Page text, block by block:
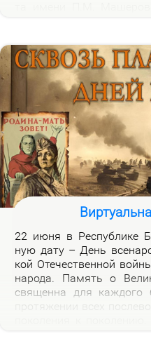
2026 го­дов и
воч­ник пред­на­зна­чен
по­да­ва­те­лей,
ин­те­ре­су­ет­ся тео­ри­ей
то­ди­кой пре­по­да­ва­ния
а так­же жиз­нью и
е­ви­ча Во­ро­бье­ва.
22 июня в Рес­пуб­ли­ке
ную да­ту – День
кой Оте­че­ствен­ной
на­ро­да. Па­мять о
свя­щен­на для каж­до­го